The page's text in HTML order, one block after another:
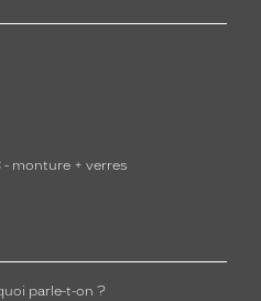
monture + verres
parle-t-on ?